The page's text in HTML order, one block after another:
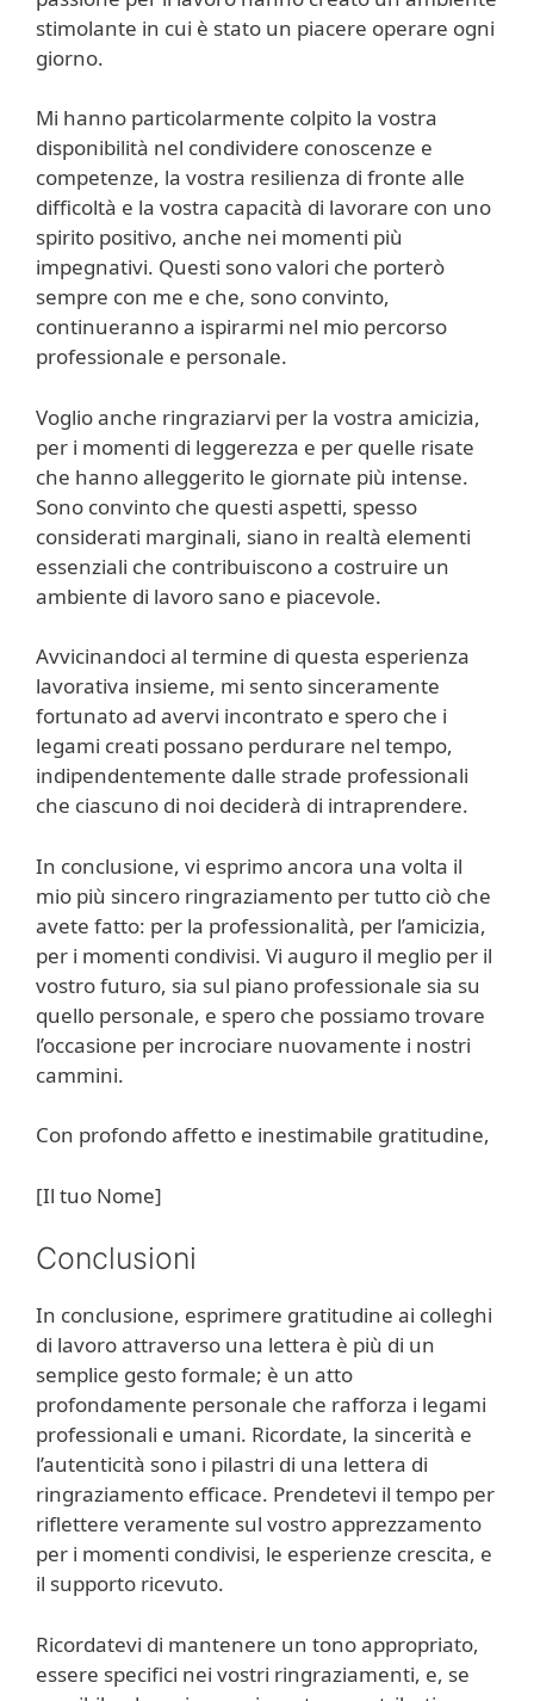
stimolante in cui è stato un piacere operare ogni
giorno.
Mi hanno particolarmente colpito la vostra
disponibilità nel condividere conoscenze e
competenze, la vostra resilienza di fronte alle
difficoltà e la vostra capacità di lavorare con uno
spirito positivo, anche nei momenti più
impegnativi. Questi sono valori che porterò
sempre con me e che, sono convinto,
continueranno a ispirarmi nel mio percorso
professionale e personale.
Voglio anche ringraziarvi per la vostra amicizia,
per i momenti di leggerezza e per quelle risate
che hanno alleggerito le giornate più intense.
Sono convinto che questi aspetti, spesso
considerati marginali, siano in realtà elementi
essenziali che contribuiscono a costruire un
ambiente di lavoro sano e piacevole.
Avvicinandoci al termine di questa esperienza
lavorativa insieme, mi sento sinceramente
fortunato ad avervi incontrato e spero che i
legami creati possano perdurare nel tempo,
indipendentemente dalle strade professionali
che ciascuno di noi deciderà di intraprendere.
In conclusione, vi esprimo ancora una volta il
mio più sincero ringraziamento per tutto ciò che
avete fatto: per la professionalità, per l’amicizia,
per i momenti condivisi. Vi auguro il meglio per il
vostro futuro, sia sul piano professionale sia su
quello personale, e spero che possiamo trovare
l’occasione per incrociare nuovamente i nostri
cammini.
Con profondo affetto e inestimabile gratitudine,
[Il tuo Nome]
Conclusioni
In conclusione, esprimere gratitudine ai colleghi
di lavoro attraverso una lettera è più di un
semplice gesto formale; è un atto
profondamente personale che rafforza i legami
professionali e umani. Ricordate, la sincerità e
l’autenticità sono i pilastri di una lettera di
ringraziamento efficace. Prendetevi il tempo per
riflettere veramente sul vostro apprezzamento
per i momenti condivisi, le esperienze crescita, e
il supporto ricevuto.
Ricordatevi di mantenere un tono appropriato,
essere specifici nei vostri ringraziamenti, e, se